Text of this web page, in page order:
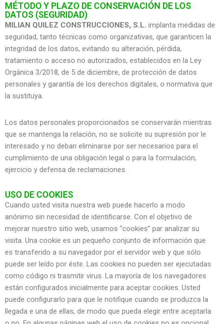
MÉTODO Y PLAZO DE CONSERVACIÓN DE LOS
DATOS (SEGURIDAD)
MILIAN QUILEZ CONSTRUCCIONES, S.L. implanta medidas de
seguridad, tanto técnicas como organizativas, que garanticen la
integridad de los datos, evitando su alteración, pérdida,
tratamiento o acceso no autorizados, establecidos en la Ley
Orgánica 3/2018, de 5 de diciembre, de protección de datos
personales y garantía de los derechos digitales, o normativa que
la sustituya.
Los datos personales proporcionados se conservarán mientras
que se mantenga la relación, no se solicite su supresión por le
interesado y no deban eliminarse por ser necesarios para el
cumplimiento de una obligación legal o para la formulación,
ejercicio y defensa de reclamaciones.
USO DE COOKIES
Cuando usted visita nuestra web puede hacerlo a modo
anónimo sin necesidad de identificarse. Con el objetivo de
mejorar nuestro sitio web, usamos “cookies” par analizar su
visita. Una cookie es un pequeño conjunto de información que
es transferido a su navegador por el servidor web y que sólo
puede ser leído por éste. Las cookies no pueden ser ejecutadas
como código ni trasmitir virus. La mayoría de los navegadores
están configurados inicialmente para aceptar cookies. Usted
puede configurarlo para que le notifique cuando se produzca la
llegada e una de ellas, de modo que pueda elegir entre aceptarla